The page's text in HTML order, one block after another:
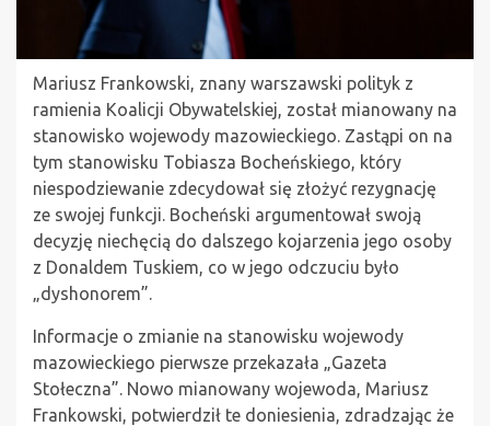
Mariusz Frankowski, znany warszawski polityk z
ramienia Koalicji Obywatelskiej, został mianowany na
stanowisko wojewody mazowieckiego. Zastąpi on na
tym stanowisku Tobiasza Bocheńskiego, który
niespodziewanie zdecydował się złożyć rezygnację
ze swojej funkcji. Bocheński argumentował swoją
decyzję niechęcią do dalszego kojarzenia jego osoby
z Donaldem Tuskiem, co w jego odczuciu było
„dyshonorem”.
Informacje o zmianie na stanowisku wojewody
mazowieckiego pierwsze przekazała „Gazeta
Stołeczna”. Nowo mianowany wojewoda, Mariusz
Frankowski, potwierdził te doniesienia, zdradzając że